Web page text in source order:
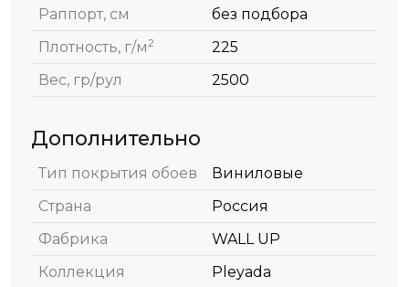
Раппорт, см
без подбора
Плотность, г/м2
225
Вес, гр/рул
2500
Дополнительно
Тип покрытия обоев
Виниловые
Страна
Россия
Фабрика
WALL UP
Коллекция
Pleyada